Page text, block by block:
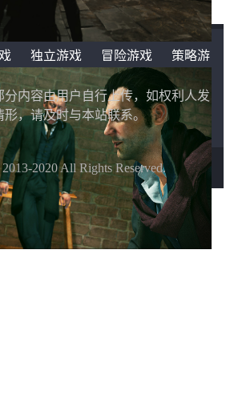
独立游戏 冒险游戏
策略游
二次元类游戏
内容由用户自行上传，如权利人发
形，请及时与本站联系。
2020 All Rights Reserved.
该主题由 晨星博客开发制作